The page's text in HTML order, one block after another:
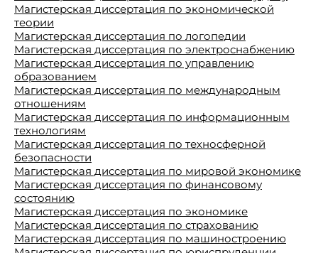
Магистерская диссертация по экономической
теории
Магистерская диссертация по логопедии
Магистерская диссертация по электроснабжению
Магистерская диссертация по управлению
образованием
Магистерская диссертация по международным
отношениям
Магистерская диссертация по информационным
технологиям
Магистерская диссертация по техносферной
безопасности
Магистерская диссертация по мировой экономике
Магистерская диссертация по финансовому
состоянию
Магистерская диссертация по экономике
Магистерская диссертация по страхованию
Магистерская диссертация по машиностроению